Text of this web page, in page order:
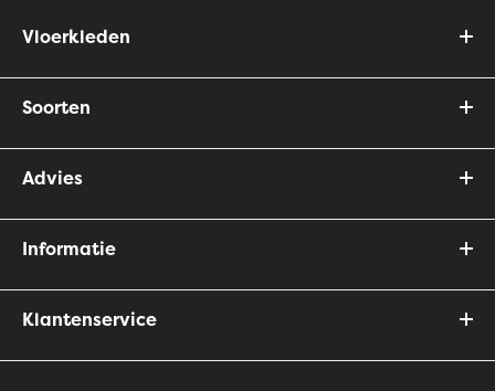
Vloerkleden
Soorten
Advies
Informatie
Klantenservice